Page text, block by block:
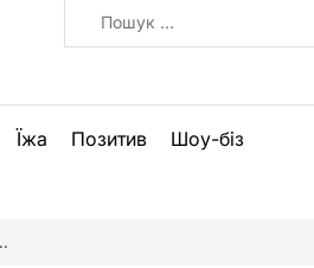
Їжа Позитив Шоу-біз